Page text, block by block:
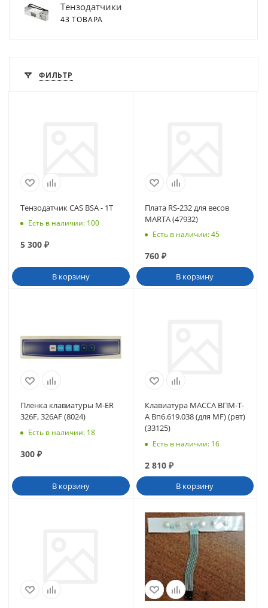
Тензодатчики
43 ТОВАРА
ФИЛЬТР
Тензодатчик CAS BSA - 1T
Есть в наличии: 100
5 300 ₽
В корзину
Плата RS-232 для весов
MARTA (47932)
Есть в наличии: 45
760₽
В корзину
Пленка клавиатуры M-ER
326F, 326AF (8024)
Есть в наличии: 18
300 ₽
В корзину
Клавиатура МАССА ВПМ-Т-
А Вп6.619.038 (для MF) (рвт)
(33125)
Есть в наличии: 16
2 810₽
В корзину